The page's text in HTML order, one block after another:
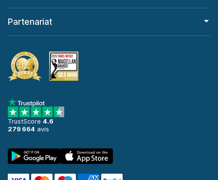
Partenariat
TrustScore 4.6
279 664 avis